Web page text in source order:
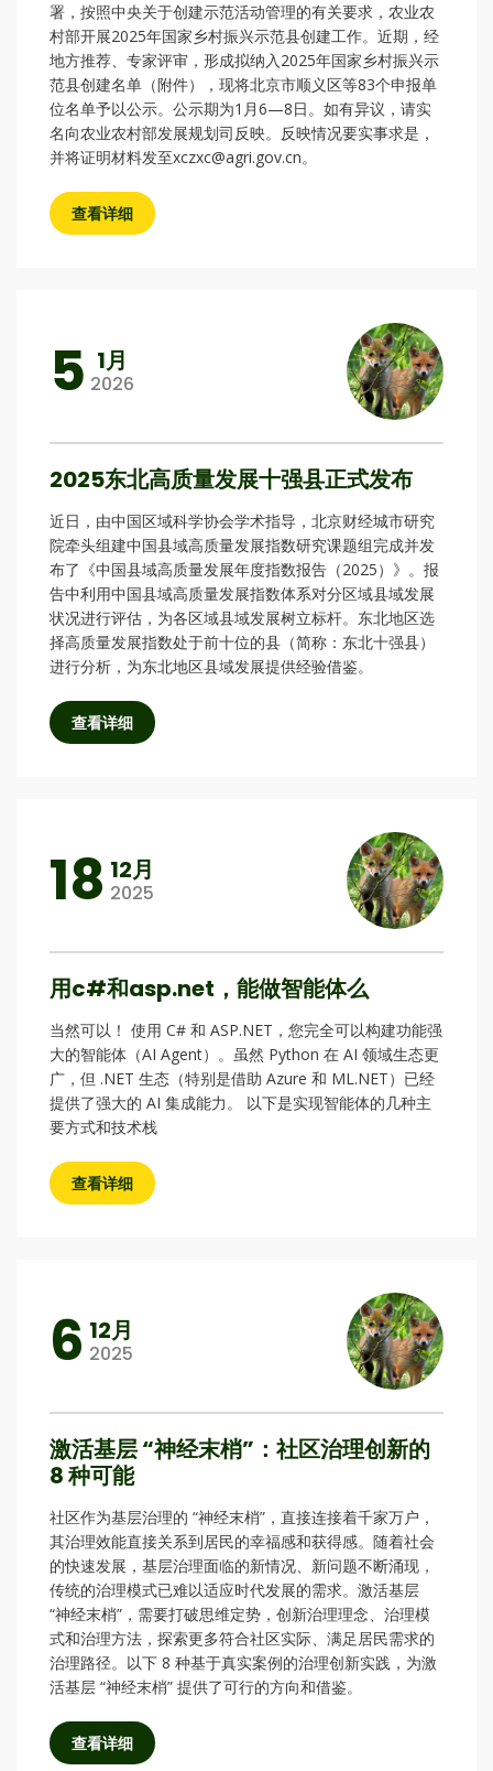
署，按照中央关于创建示范活动管理的有关要求，农业农
村部开展2025年国家乡村振兴示范县创建工作。近期，经
地方推荐、专家评审，形成拟纳入2025年国家乡村振兴示
范县创建名单（附件），现将北京市顺义区等83个申报单
位名单予以公示。公示期为1月6—8日。如有异议，请实
名向农业农村部发展规划司反映。反映情况要实事求是，
并将证明材料发至xczxc@agri.gov.cn。
查看详细
5 1月
2026
2025东北高质量发展十强县正式发布
近日，由中国区域科学协会学术指导，北京财经城市研究
院牵头组建中国县域高质量发展指数研究课题组完成并发
布了《中国县域高质量发展年度指数报告（2025）》。报
告中利用中国县域高质量发展指数体系对分区域县域发展
状况进行评估，为各区域县域发展树立标杆。东北地区选
择高质量发展指数处于前十位的县（简称：东北十强县）
进行分析，为东北地区县域发展提供经验借鉴。
查看详细
18 12月
2025
用c#和asp.net，能做智能体么
当然可以！ 使用 C# 和 ASP.NET，您完全可以构建功能强
大的智能体（AI Agent）。虽然 Python 在 AI 领域生态更
广，但 .NET 生态（特别是借助 Azure 和 ML.NET）已经
提供了强大的 AI 集成能力。 以下是实现智能体的几种主
要方式和技术栈
查看详细
6 12月
2025
激活基层 “神经末梢”：社区治理创新的
8 种可能
社区作为基层治理的 “神经末梢”，直接连接着千家万户，
其治理效能直接关系到居民的幸福感和获得感。随着社会
的快速发展，基层治理面临的新情况、新问题不断涌现，
传统的治理模式已难以适应时代发展的需求。激活基层
“神经末梢”，需要打破思维定势，创新治理理念、治理模
式和治理方法，探索更多符合社区实际、满足居民需求的
治理路径。以下 8 种基于真实案例的治理创新实践，为激
活基层 “神经末梢” 提供了可行的方向和借鉴。
查看详细